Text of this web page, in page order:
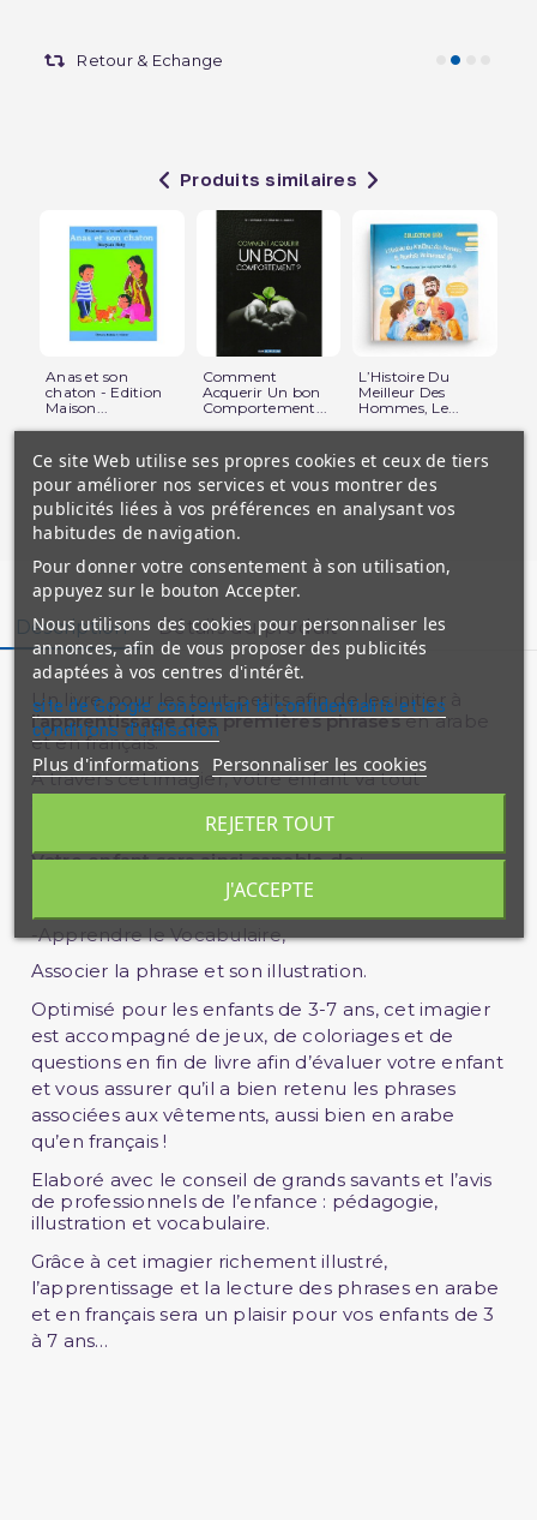
Retour & Echange
Produits similaires
Anas et son
chaton - Edition
Maison...
Comment
Acquerir Un bon
Comportement...
L’Histoire Du
Meilleur Des
Hommes, Le...
Description Détails du produit
Un livre pour les tout-petits afin de les initier à
l’apprentissage des premières phrasesen arabe
et en français.
A travers cet imagier, votre enfant va tout
simplement prendre conscience qu’il existe un
lien entre une phrase et son illustration.
Votre enfant sera ainsi capable de:
-Reconnaitre Les objets de la Mosquée,
-Apprendre le Vocabulaire,
Associer la phrase et son illustration.
Optimisé pour les enfants de 3-7 ans, cet imagier
est accompagné de jeux, de coloriages et de
questions en fin de livre afin d’évaluer votre enfant
et vous assurer qu’il a bien retenu les phrases
associées aux vêtements, aussi bien en arabe
qu’en français !
Elaboré avec le conseil de grands savants et l’avis
de professionnels de l’enfance : pédagogie,
illustration et vocabulaire.
Grâce à cet imagier richement illustré,
l’apprentissage et la lecture des phrases en arabe
et en français sera un plaisir pour vos enfants de 3
à 7 ans…
Ce site Web utilise ses propres cookies et ceux de tiers
pour améliorer nos services et vous montrer des
publicités liées à vos préférences en analysant vos
habitudes de navigation.
Pour donner votre consentement à son utilisation,
appuyez sur le bouton Accepter.
Nous utilisons des cookies pour personnaliser les
annonces, afin de vous proposer des publicités
adaptées à vos centres d'intérêt.
site de Google concernant la confidentialité et les
conditions d'utilisation
Plus d'informations Personnaliser les cookies
REJETER TOUT
J'ACCEPTE